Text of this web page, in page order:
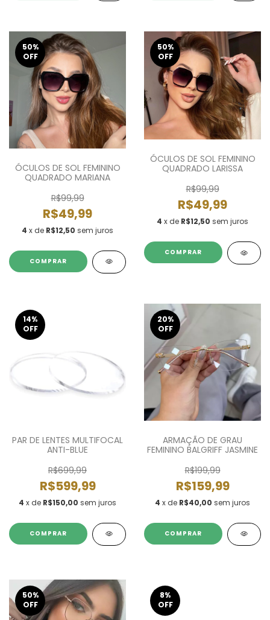
50%
OFF
ÓCULOS DE SOL FEMININO
QUADRADO MARIANA
R$99,99
R$49,99
4 x de R$12,50 sem juros
COMPRAR
50%
OFF
ÓCULOS DE SOL FEMININO
QUADRADO LARISSA
R$99,99
R$49,99
4 x de R$12,50 sem juros
COMPRAR
14%
OFF
PAR DE LENTES MULTIFOCAL
ANTI-BLUE
R$699,99
R$599,99
4 x de R$150,00 sem juros
20%
OFF
ARMAÇÃO DE GRAU
FEMININO BALGRIFF JASMINE
R$199,99
R$159,99
4 x de R$40,00 sem juros
COMPRAR
50%
OFF
8%
OFF